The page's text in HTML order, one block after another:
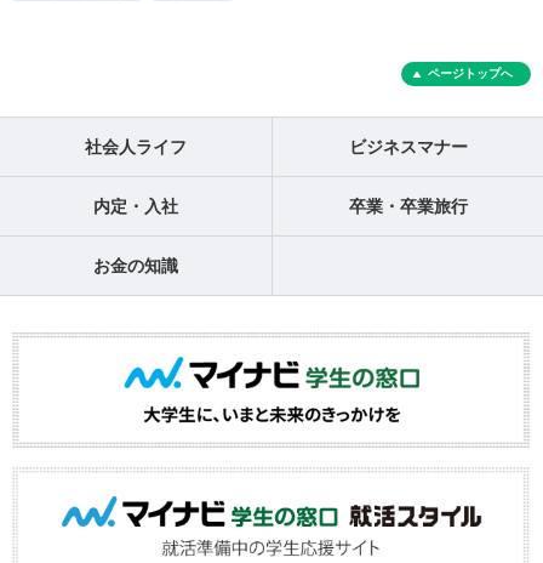
ページトップへ
社会人ライフ ビジネスマナー
内定・入社 卒業・卒業旅行
お金の知識